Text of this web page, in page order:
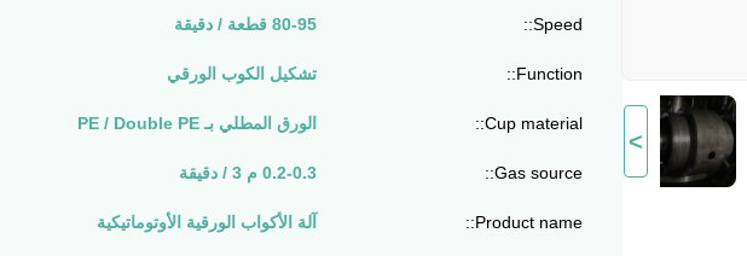
>
Speed:: 80-95 قطعة / دقيقة
Function:: تشكيل الكوب الورقي
Cup material:: الورق المطلي بـ PE / Double PE
Gas source:: 0.2-0.3 م 3 / دقيقة
Product name:: آلة الأكواب الورقية الأوتوماتيكية